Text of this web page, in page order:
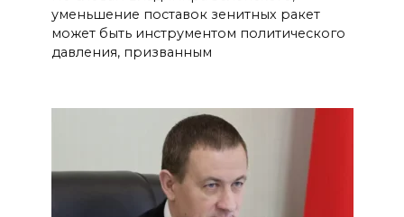
уменьшение поставок зенитных ракет
может быть инструментом политического
давления, призванным